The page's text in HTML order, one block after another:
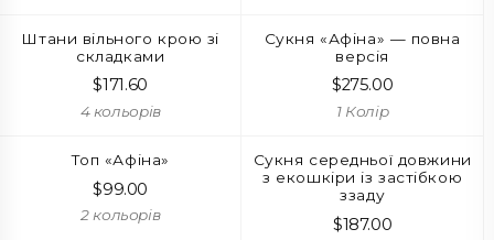
Штани вільного крою зі
складками
$171.60
4 кольорів
Сукня «Афіна» — повна
версія
$275.00
1 Колір
Топ «Афіна»
$99.00
2 кольорів
Сукня середньої довжини
з екошкіри із застібкою
ззаду
$187.00